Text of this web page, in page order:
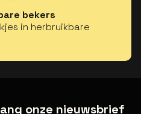
bekers
in herbruikbare
onze nieuwsbrief